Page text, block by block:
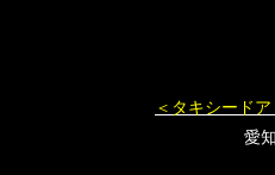
＜タキシード
愛